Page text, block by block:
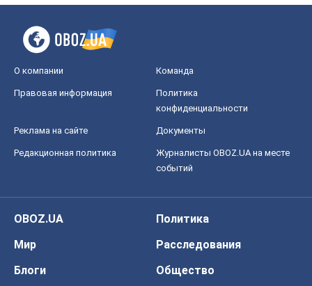
О компании Команда
Правовая информация
Политика
конфиденциальности
Реклама на сайте Документы
Редакционная политика
Журналисты OBOZ.UA на месте
событий
OBOZ.UA
Политика
Мир
Расследования
Блоги
Общество